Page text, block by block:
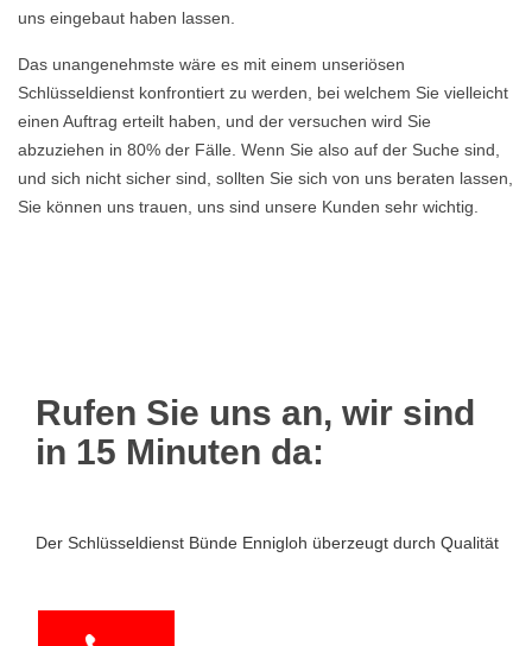
uns eingebaut haben lassen.
Das unangenehmste wäre es mit einem unseriösen
Schlüsseldienst konfrontiert zu werden, bei welchem Sie vielleicht
einen Auftrag erteilt haben, und der versuchen wird Sie
abzuziehen in 80% der Fälle. Wenn Sie also auf der Suche sind,
und sich nicht sicher sind, sollten Sie sich von uns beraten lassen,
Sie können uns trauen, uns sind unsere Kunden sehr wichtig.
Rufen Sie uns an, wir sind
in 15 Minuten da:
Der Schlüsseldienst Bünde Ennigloh überzeugt durch Qualität